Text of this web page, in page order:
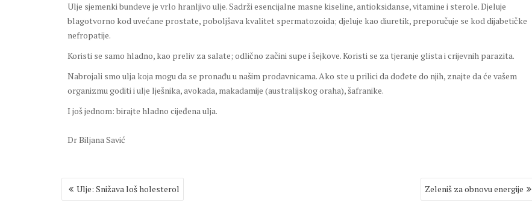
Ulje sjemenki bundeve je vrlo hranljivo ulje. Sadrži esencijalne masne kiseline, antioksidanse, vitamine i sterole. Djeluje
blagotvorno kod uvećane prostate, poboljšava kvalitet spermatozoida; djeluje kao diuretik, preporučuje se kod dijabetičke
nefropatije.
Koristi se samo hladno, kao preliv za salate; odlično začini supe i šejkove. Koristi se za tjeranje glista i crijevnih parazita.
Nabrojali smo ulja koja mogu da se pronađu u našim prodavnicama. Ako ste u prilici da dođete do njih, znajte da će vašem
organizmu goditi i ulje lješnika, avokada, makadamije (australijskog oraha), šafranike.
I još jednom: birajte hladno cijeđena ulja.
Dr Biljana Savić
Post
navigation
Ulje: Snižava loš holesterol Zeleniš za obnovu energije